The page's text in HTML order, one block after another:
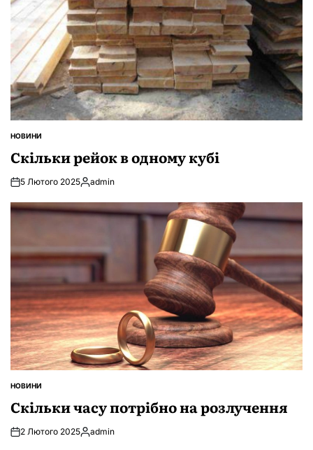
ОПУБЛІКУВАТИ
НОВИНИ
Скільки рейок в одному кубі
5 Лютого 2025Опубліковано
admin
ОПУБЛІКУВАТИ
НОВИНИ
Скільки часу потрібно на розлучення
2 Лютого 2025Опубліковано
admin